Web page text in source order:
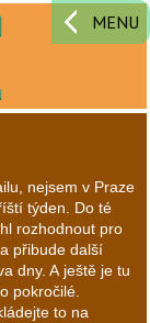
MENU
nejsem v Praze
týden. Do té
rozhodnout pro
přibude další
dny. A ještě je tu
pokročilé.
to na